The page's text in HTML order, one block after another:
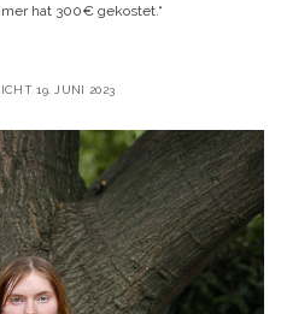
hat 300€ gekostet.“
19. JUNI 2023